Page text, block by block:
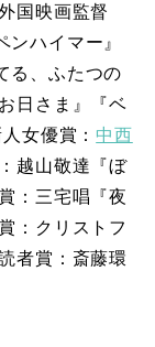
国映画監督
ハイマー』
る、ふたつの
日さま』『ベ
女優賞： 中西
越山敬達『ぼ
：三宅唱『夜
：クリストフ
者賞：斎藤環